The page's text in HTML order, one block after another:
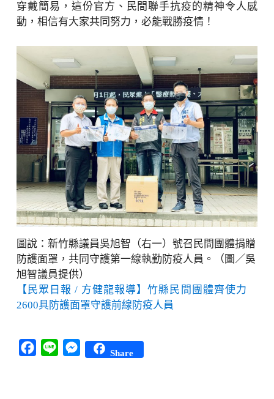
穿戴簡易，這份官方、民間聯手抗疫的精神令人感
動，相信有大家共同努力，必能戰勝疫情！
圖說：新竹縣議員吳旭智（右一）號召民間團體捐贈
防護面罩，共同守護第一線執勤防疫人員。（圖／吳
旭智議員提供）
【民眾日報 / 方健龍報導】竹縣民間團體齊使力
2600具防護面罩守護前線防疫人員
Facebook
Line Messenger
Share